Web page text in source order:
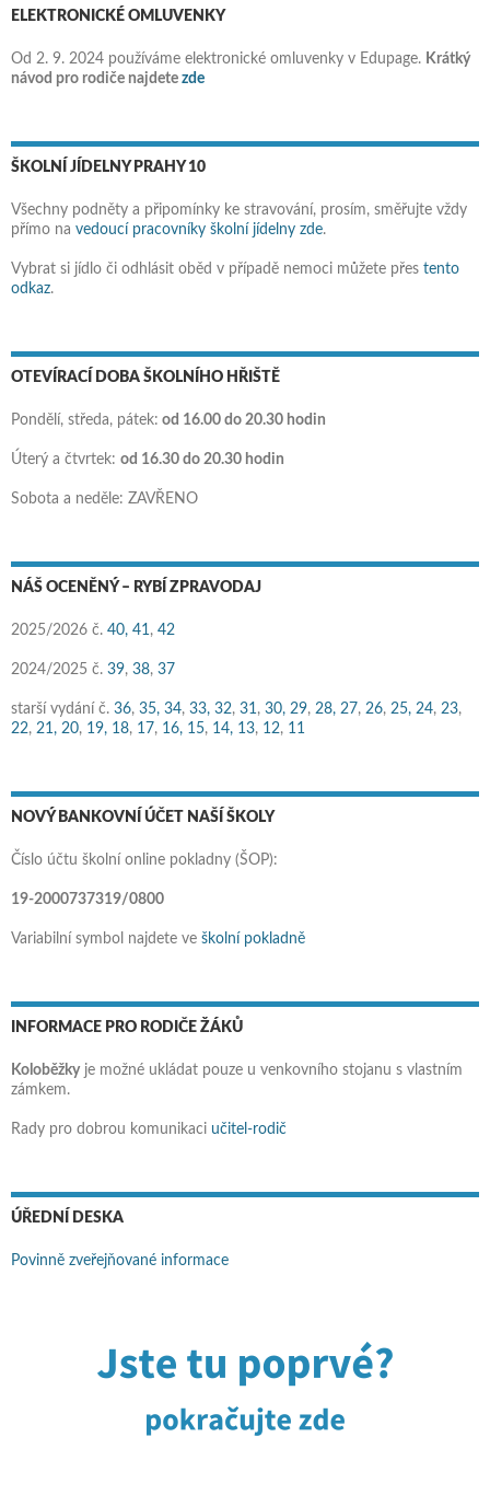
ELEKTRONICKÉ OMLUVENKY
Od 2. 9. 2024 používáme elektronické omluvenky v Edupage. Krátký
návod pro rodiče najdete zde
ŠKOLNÍ JÍDELNY PRAHY 10
Všechny podněty a připomínky ke stravování, prosím, směřujte vždy
přímo na vedoucí pracovníky školní jídelny zde.
Vybrat si jídlo či odhlásit oběd v případě nemoci můžete přes tento
odkaz.
OTEVÍRACÍ DOBA ŠKOLNÍHO HŘIŠTĚ
Pondělí, středa, pátek: od 16.00 do 20.30 hodin
Úterý a čtvrtek: od 16.30 do 20.30 hodin
Sobota a neděle: ZAVŘENO
NÁŠ OCENĚNÝ – RYBÍ ZPRAVODAJ
2025/2026 č. 40, 41, 42
2024/2025 č. 39, 38, 37
starší vydání č. 36, 35, 34, 33, 32, 31, 30, 29, 28, 27, 26, 25, 24, 23,
22, 21, 20, 19, 18, 17, 16, 15, 14, 13, 12, 11
NOVÝ BANKOVNÍ ÚČET NAŠÍ ŠKOLY
Číslo účtu školní online pokladny (ŠOP):
19-2000737319/0800
Variabilní symbol najdete ve školní pokladně
INFORMACE PRO RODIČE ŽÁKŮ
Koloběžkyje možné ukládat pouze u venkovního stojanu s vlastním
zámkem.
Rady pro dobrou komunikaci učitel-rodič
ÚŘEDNÍ DESKA
Povinně zveřejňované informace